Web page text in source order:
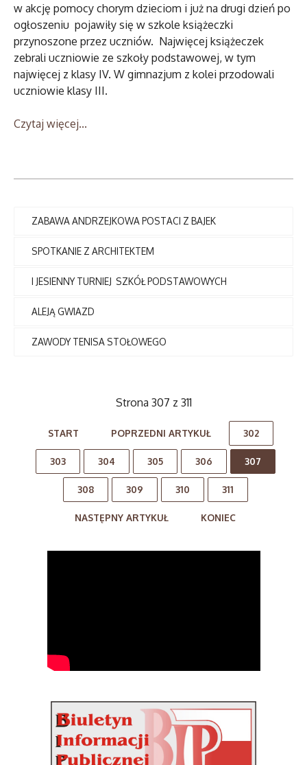
w akcję pomocy chorym dzieciom i już na drugi dzień po
ogłoszeniu pojawiły się w szkole książeczki
przynoszone przez uczniów. Najwięcej książeczek
zebrali uczniowie ze szkoły podstawowej, w tym
najwięcej z klasy IV. W gimnazjum z kolei przodowali
uczniowie klasy III.
Czytaj więcej...
ZABAWA ANDRZEJKOWA POSTACI Z BAJEK
SPOTKANIE Z ARCHITEKTEM
I JESIENNY TURNIEJ SZKÓŁ PODSTAWOWYCH
ALEJĄ GWIAZD
ZAWODY TENISA STOŁOWEGO
Strona 307 z 311
START POPRZEDNI ARTYKUŁ 302
303 304 305 306 307
308 309 310 311
NASTĘPNY ARTYKUŁ KONIEC